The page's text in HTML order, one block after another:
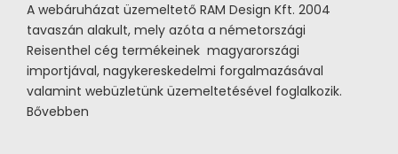
A webáruházat üzemeltető RAM Design Kft. 2004
tavaszán alakult, mely azóta a németországi
Reisenthel cég termékeinek magyarországi
importjával, nagykereskedelmi forgalmazásával
valamint webüzletünk üzemeltetésével foglalkozik.
Bővebben